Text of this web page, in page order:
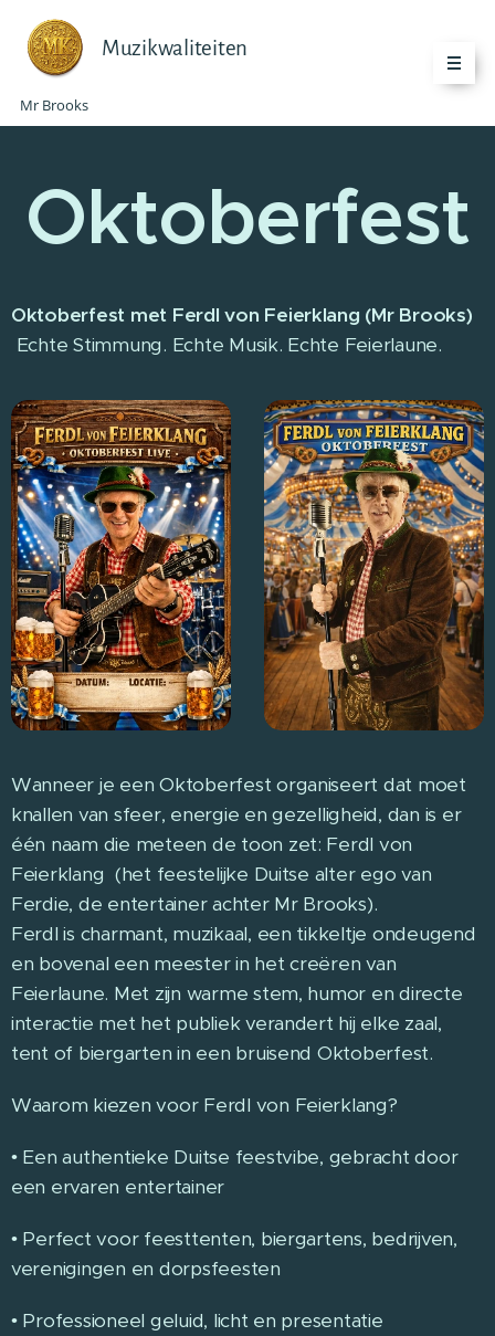
Muzikwaliteiten
Mr Brooks
Oktoberfest
Oktoberfest met Ferdl von Feierklang (Mr Brooks)
Echte Stimmung. Echte Musik. Echte Feierlaune.
Wanneer je een Oktoberfest organiseert dat moet
knallen van sfeer, energie en gezelligheid, dan is er
één naam die meteen de toon zet: Ferdl von
Feierklang (het feestelijke Duitse alter ego van
Ferdie, de entertainer achter Mr Brooks).
Ferdl is charmant, muzikaal, een tikkeltje ondeugend
en bovenal een meester in het creëren van
Feierlaune. Met zijn warme stem, humor en directe
interactie met het publiek verandert hij elke zaal,
tent of biergarten in een bruisend Oktoberfest.
Waarom kiezen voor Ferdl von Feierklang?
• Een authentieke Duitse feestvibe, gebracht door
een ervaren entertainer
• Perfect voor feesttenten, biergartens, bedrijven,
verenigingen en dorpsfeesten
• Professioneel geluid, licht en presentatie